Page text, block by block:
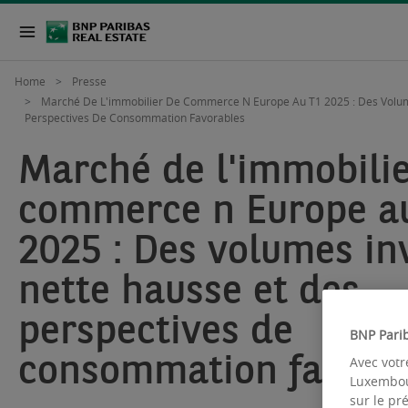
Home
Presse
Marché De L'immobilier De Commerce N Europe Au T1 2025 : Des
Perspectives De Consommation Favorables
Marché de
commerce n Europe
2025 : Des volumes
nette hausse et des
perspectives de
consommation
BNP
Avec
sur le